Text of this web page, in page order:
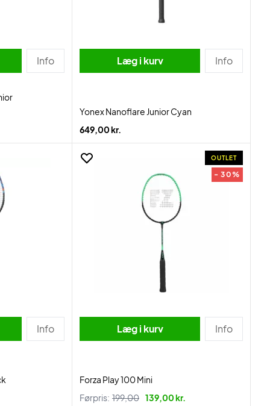
Info Læg i kurv Info
Yonex Nanoflare Junior Cyan
649,00 kr.
Info
OUTLET
- 30%
Læg i kurv Info
Forza Play 100 Mini
Førpris: 199,00 139,00 kr.